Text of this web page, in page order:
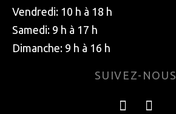
Vendredi: 10 h à 18 h
Samedi: 9 h à 17 h
Dimanche: 9 h à 16 h
SUIVEZ-NOUS